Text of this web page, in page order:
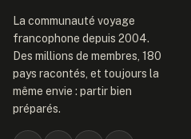
La communauté voyage
francophone depuis 2004.
Des millions de membres, 180
pays racontés, et toujours la
même envie : partir bien
préparés.